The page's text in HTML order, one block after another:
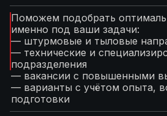
Поможем подобрать
именно под ваши задачи:
— штурмовые и тыловые
— технические и
подразделения
— вакансии с повышенными
— варианты с учётом опыта,
подготовки